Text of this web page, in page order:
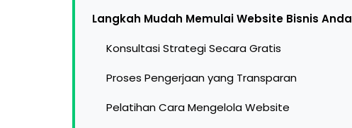
Langkah Mudah Memulai Website Bisnis Anda
Konsultasi Strategi Secara Gratis
Proses Pengerjaan yang Transparan
Pelatihan Cara Mengelola Website